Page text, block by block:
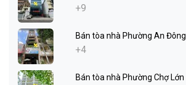
+9
Bán tòa nhà Phường An Đông
+4
Bán tòa nhà Phường Chợ Lớn